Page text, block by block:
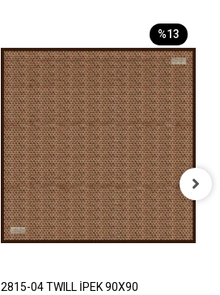
%13
2815-04 TWILL İPEK 90X90